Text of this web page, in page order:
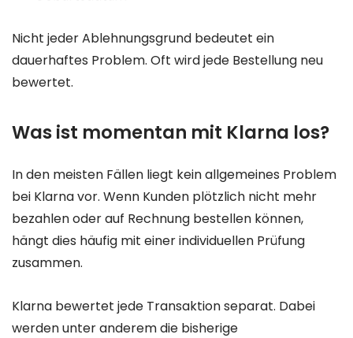
Nicht jeder Ablehnungsgrund bedeutet ein
dauerhaftes Problem. Oft wird jede Bestellung neu
bewertet.
Was ist momentan mit Klarna los?
In den meisten Fällen liegt kein allgemeines Problem
bei Klarna vor. Wenn Kunden plötzlich nicht mehr
bezahlen oder auf Rechnung bestellen können,
hängt dies häufig mit einer individuellen Prüfung
zusammen.
Klarna bewertet jede Transaktion separat. Dabei
werden unter anderem die bisherige